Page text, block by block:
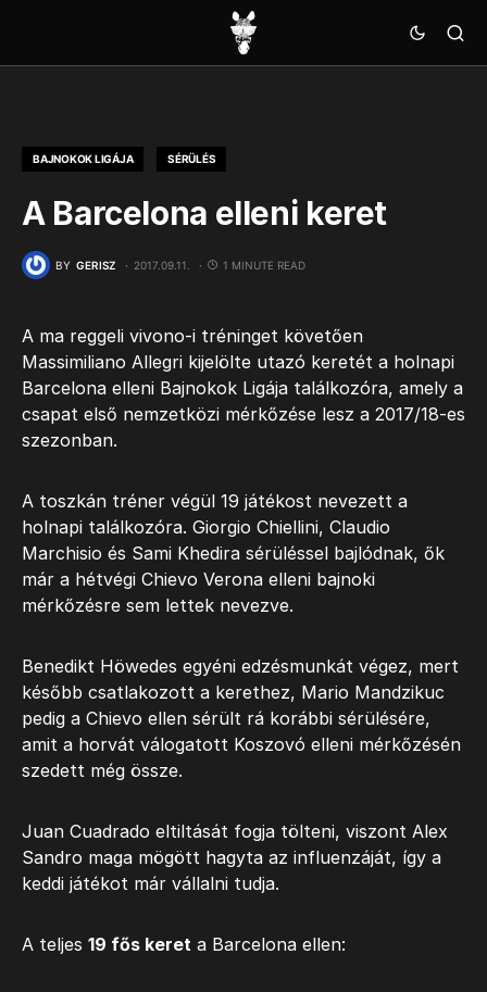
BAJNOKOK LIGÁJA SÉRÜLÉS
A Barcelona elleni keret
BY GERISZ 2017.09.11. 1 MINUTE READ
A ma reggeli vivono-i tréninget követően
Massimiliano Allegri kijelölte utazó keretét a holnapi
Barcelona elleni Bajnokok Ligája találkozóra, amely a
csapat első nemzetközi mérkőzése lesz a 2017/18-es
szezonban.
A toszkán tréner végül 19 játékost nevezett a
holnapi találkozóra. Giorgio Chiellini, Claudio
Marchisio és Sami Khedira sérüléssel bajlódnak, ők
már a hétvégi Chievo Verona elleni bajnoki
mérkőzésre sem lettek nevezve.
Benedikt Höwedes egyéni edzésmunkát végez, mert
később csatlakozott a kerethez, Mario Mandzikuc
pedig a Chievo ellen sérült rá korábbi sérülésére,
amit a horvát válogatott Koszovó elleni mérkőzésén
szedett még össze.
Juan Cuadrado eltiltását fogja tölteni, viszont Alex
Sandro maga mögött hagyta az influenzáját, így a
keddi játékot már vállalni tudja.
A teljes 19 fős keret a Barcelona ellen: